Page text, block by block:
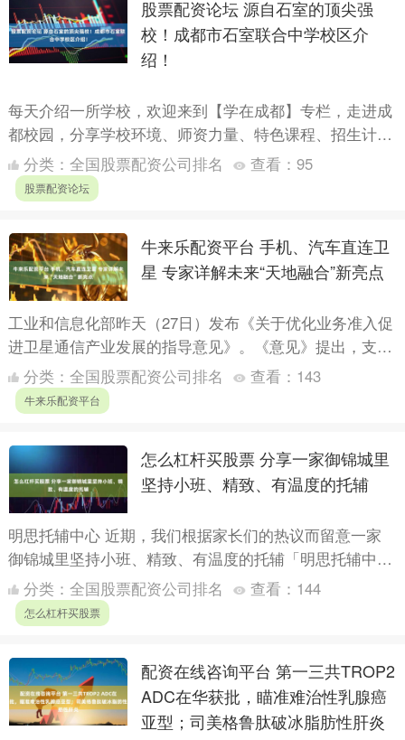
股票配资论坛 源自石室的顶尖强
校！成都市石室联合中学校区介
绍！
每天介绍一所学校，欢迎来到【学在成都】专栏，走进成
都校园，分享学校环境、师资力量、特色课程、招生计划
和录取分数线。每周一到周五晚上21:00更新。 基本情况
C....
分类： 全国股票配资公司排名 查看： 95
股票配资论坛
牛来乐配资平台 手机、汽车直连卫
星 专家详解未来“天地融合”新亮点
工业和信息化部昨天（27日）发布《关于优化业务准入促
进卫星通信产业发展的指导意见》。《意见》提出，支持
低轨卫星互联网加快发展，有序推进卫星通信业务开放。
《意见....
分类： 全国股票配资公司排名 查看： 143
牛来乐配资平台
怎么杠杆买股票 分享一家御锦城里
坚持小班、精致、有温度的托辅
明思托辅中心 近期，我们根据家长们的热议而留意一家
御锦城里坚持小班、精致、有温度的托辅「明思托辅中
心」，诸多家长实地走访了教学空间，并深度体验课程设
计后，都决定....
分类： 全国股票配资公司排名 查看： 144
怎么杠杆买股票
配资在线咨询平台 第一三共TROP2
ADC在华获批，瞄准难治性乳腺癌
亚型；司美格鲁肽破冰脂肪性肝炎